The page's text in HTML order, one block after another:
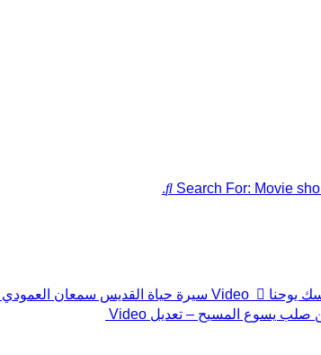
Search For: Movie
Video سيرة حياة القديس سمعان العمودي
صلب يسوع المسيح – تعديل Video